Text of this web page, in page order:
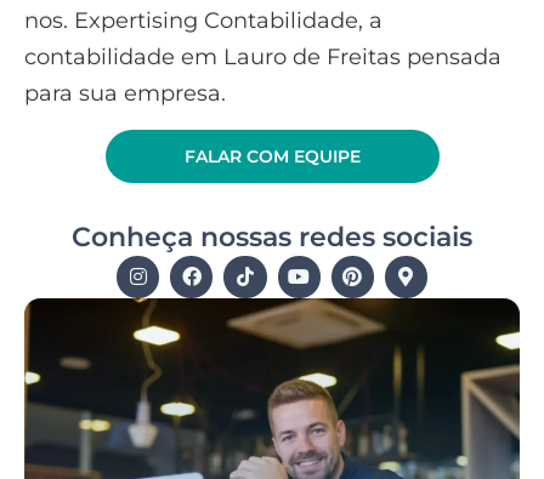
nos. Expertising Contabilidade, a
contabilidade em Lauro de Freitas pensada
para sua empresa.
FALAR COM EQUIPE
Conheça nossas redes sociais